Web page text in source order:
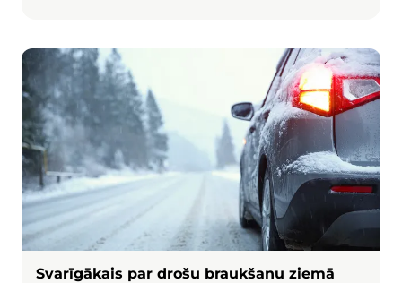
Attēls
Svarīgākais par drošu braukšanu ziemā